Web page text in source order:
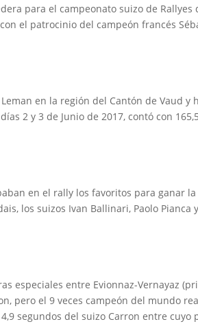
para el campeonato suizo de
el patrocinio del campeón francés
en la región del Cantón de Vaud
2 y 3 de Junio de 2017, contó con
en el rally los favoritos para ganar
los suizos Ivan Ballinari, Paolo
especiales entre Evionnaz-Vernayaz
pero el 9 veces campeón del mundo
segundos del suizo Carron entre